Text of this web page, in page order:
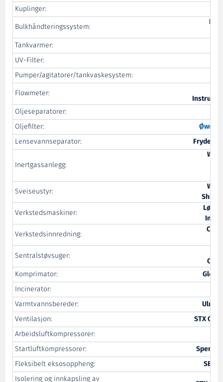
Kuplinger:
Bulkhåndteringssystem:
Tankvarmer:
UV-Filter:
Pumper/agitatorer/tankvaskesystem:
Flowmeter:
Oljeseparatorer:
Oljefilter:
Øwre
Lensevannseparator:
Inertgassanlegg:
Sveiseustyr:
Ships
Verkstedsmaskiner:
Verkstedsinnredning:
Sentralstøvsuger:
Komprimator:
Incinerator:
Varmtvannsbereder:
Ventilasjon:
STX
Arbeidsluftkompressorer:
Startluftkompressorer:
Sperre
Fleksibelt eksosoppheng:
SB
Isolering og innkapsling av